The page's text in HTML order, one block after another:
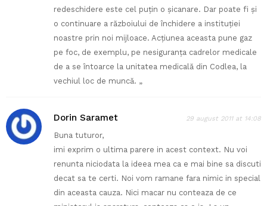
redeschidere este cel puţin o şicanare. Dar poate fi şi
o continuare a războiului de închidere a instituţiei
noastre prin noi mijloace. Acţiunea aceasta pune gaz
pe foc, de exemplu, pe nesiguranţa cadrelor medicale
de a se întoarce la unitatea medicală din Codlea, la
vechiul loc de muncă. „
Dorin Saramet 29 august 2011 at 14:08
Buna tuturor,
imi exprim o ultima parere in acest context. Nu voi
renunta niciodata la ideea mea ca e mai bine sa discuti
decat sa te certi. Noi vom ramane fara nimic in special
din aceasta cauza. Nici macar nu conteaza de ce